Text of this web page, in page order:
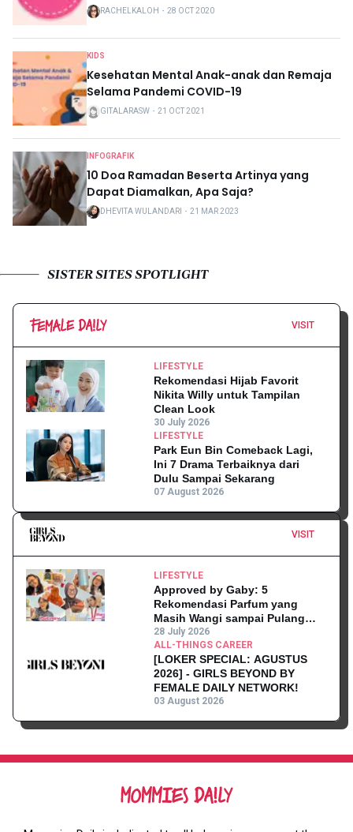
RACHELKALOH ・ 28 OCT 2020
KIDS
Kesehatan Mental Anak-anak dan Remaja
Selama Pandemi COVID-19
GITALARASW ・ 21 OCT 2021
INFOGRAFIK
10 Doa Ramadan Beserta Artinya yang
Dapat Diamalkan, Apa Saja?
DHEVITA WULANDARI ・ 21 MAR 2023
SISTER SITES SPOTLIGHT
VISIT
LIFESTYLE
Rekomendasi Hijab Favorit
Nikita Willy untuk Tampilan
Clean Look
30 July 2026
LIFESTYLE
Park Eun Bin Comeback Lagi,
Ini 7 Drama Terbaiknya dari
Dulu Sampai Sekarang
07 August 2026
VISIT
LIFESTYLE
Approved by Gaby: 5
Rekomendasi Parfum yang
Masih Wangi sampai Pulang
Kantor
28 July 2026
ALL-THINGS CAREER
[LOKER SPECIAL: AGUSTUS
2026] - GIRLS BEYOND BY
FEMALE DAILY NETWORK!
03 August 2026